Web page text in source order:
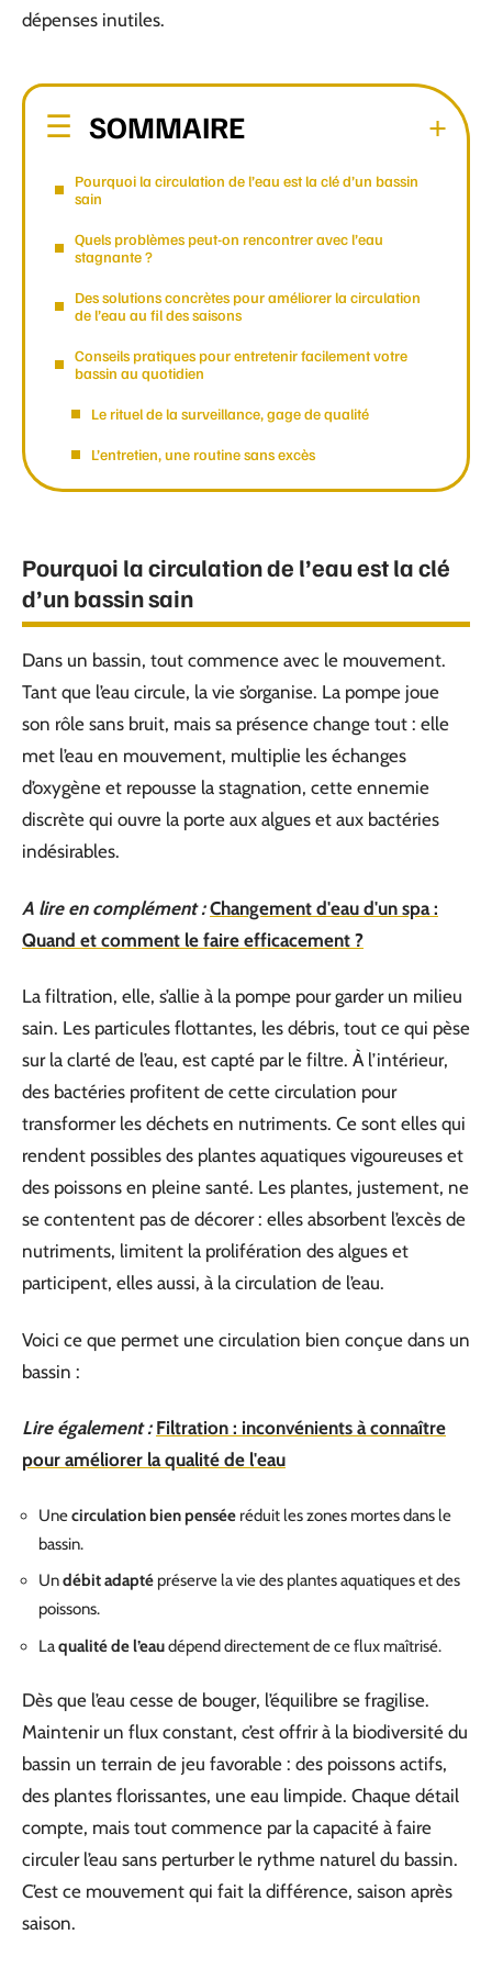
dépenses inutiles.
SOMMAIRE
Pourquoi la circulation de l’eau est la clé d’un bassin
sain
Quels problèmes peut-on rencontrer avec l’eau
stagnante ?
Des solutions concrètes pour améliorer la circulation
de l’eau au fil des saisons
Conseils pratiques pour entretenir facilement votre
bassin au quotidien
Le rituel de la surveillance, gage de qualité
L’entretien, une routine sans excès
Pourquoi la circulation de l’eau est la clé
d’un bassin sain
Dans un bassin, tout commence avec le mouvement.
Tant que l’eau circule, la vie s’organise. La pompe joue
son rôle sans bruit, mais sa présence change tout : elle
met l’eau en mouvement, multiplie les échanges
d’oxygène et repousse la stagnation, cette ennemie
discrète qui ouvre la porte aux algues et aux bactéries
indésirables.
A lire en complément : Changement d'eau d'un spa :
Quand et comment le faire efficacement ?
La filtration, elle, s’allie à la pompe pour garder un milieu
sain. Les particules flottantes, les débris, tout ce qui pèse
sur la clarté de l’eau, est capté par le filtre. À l’intérieur,
des bactéries profitent de cette circulation pour
transformer les déchets en nutriments. Ce sont elles qui
rendent possibles des plantes aquatiques vigoureuses et
des poissons en pleine santé. Les plantes, justement, ne
se contentent pas de décorer : elles absorbent l’excès de
nutriments, limitent la prolifération des algues et
participent, elles aussi, à la circulation de l’eau.
Voici ce que permet une circulation bien conçue dans un
bassin :
Lire également : Filtration : inconvénients à connaître
pour améliorer la qualité de l'eau
Unecirculation bien pensée réduit les zones mortes dans le
bassin.
Undébit adapté préserve la vie des plantes aquatiques et des
poissons.
Laqualité de l’eaudépend directement de ce flux maîtrisé.
Dès que l’eau cesse de bouger, l’équilibre se fragilise.
Maintenir un flux constant, c’est offrir à la biodiversité du
bassin un terrain de jeu favorable : des poissons actifs,
des plantes florissantes, une eau limpide. Chaque détail
compte, mais tout commence par la capacité à faire
circuler l’eau sans perturber le rythme naturel du bassin.
C’est ce mouvement qui fait la différence, saison après
saison.